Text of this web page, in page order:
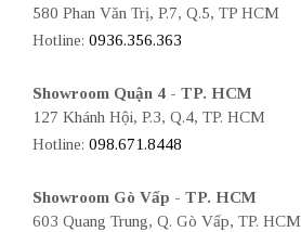
580 Phan Văn Trị, P.7, Q.5, TP HCM
Hotline: 0936.356.363
Showroom Quận 4 - TP. HCM
127 Khánh Hội, P.3, Q.4, TP. HCM
Hotline: 098.671.8448
Showroom Gò Vấp - TP. HCM
603 Quang Trung, Q. Gò Vấp, TP. HCM